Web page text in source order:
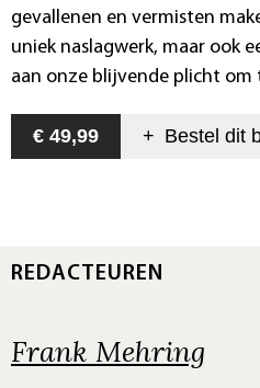
gevallenen en vermisten
uniek naslagwerk, maar ook
aan onze blijvende plicht om
€ 49,99 + Bestel dit
REDACTEUREN
Frank Mehring